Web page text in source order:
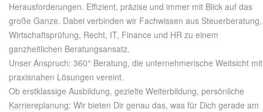
Herausforderungen. Effizient, präzise und immer mit Blick auf das
große Ganze. Dabei verbinden wir Fachwissen aus Steuerberatung,
Wirtschaftsprüfung, Recht, IT, Finance und HR zu einem
ganzheitlichen Beratungsansatz.
Unser Anspruch: 360° Beratung, die unternehmerische Weitsicht mit
praxisnahen Lösungen vereint.
Ob erstklassige Ausbildung, gezielte Weiterbildung, persönliche
Karriereplanung: Wir bieten Dir genau das, was für Dich gerade am